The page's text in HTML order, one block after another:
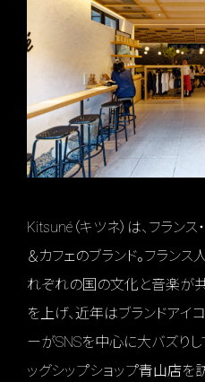
Kitsuné（キツネ）は、フラン
＆カフェのブランド。フラン
れぞれの国の文化と音楽が
を上げ、近年はブランドアイ
ーがSNSを中心に大バズりし
ッグシップショップ青山店を